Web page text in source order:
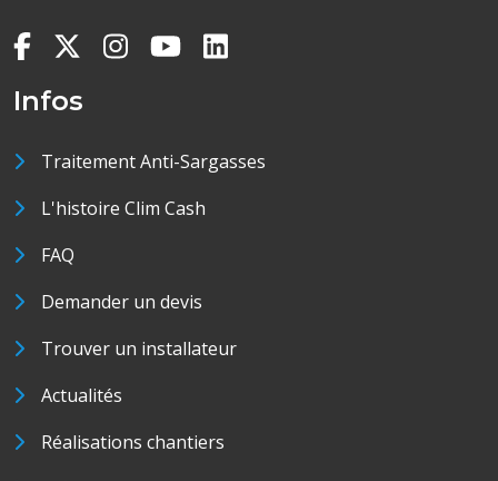
Infos
Traitement Anti-Sargasses
L'histoire Clim Cash
FAQ
Demander un devis
Trouver un installateur
Actualités
Réalisations chantiers